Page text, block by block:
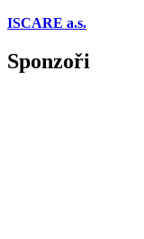
ISCARE a.s.
Sponzoři